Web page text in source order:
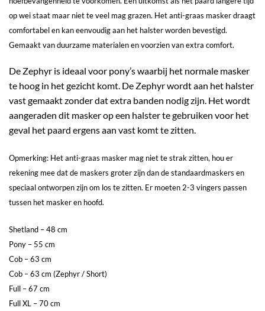
op wei staat maar niet te veel mag grazen. Het anti-graas masker draagt
comfortabel en kan eenvoudig aan het halster worden bevestigd.
Gemaakt van duurzame materialen en voorzien van extra comfort.
De Zephyr is ideaal voor pony’s waarbij het normale masker
te hoog in het gezicht komt. De Zephyr wordt aan het halster
vast gemaakt zonder dat extra banden nodig zijn. Het wordt
aangeraden dit masker op een halster te gebruiken voor het
geval het paard ergens aan vast komt te zitten.
Opmerking: Het anti-graas masker mag niet te strak zitten, hou er
rekening mee dat de maskers groter zijn dan de standaardmaskers en
speciaal ontworpen zijn om los te zitten. Er moeten 2-3 vingers passen
tussen het masker en hoofd.
Shetland – 48 cm
Pony – 55 cm
Cob – 63 cm
Cob – 63 cm (Zephyr / Short)
Full – 67 cm
Full XL – 70 cm